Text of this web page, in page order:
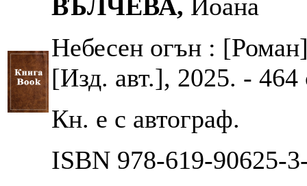
ВЪЛЧЕВА, Йоана
Небесен огън :
[Изд. авт.], 2025. -
Кн. е с автограф.
ISBN 978-619-90625-